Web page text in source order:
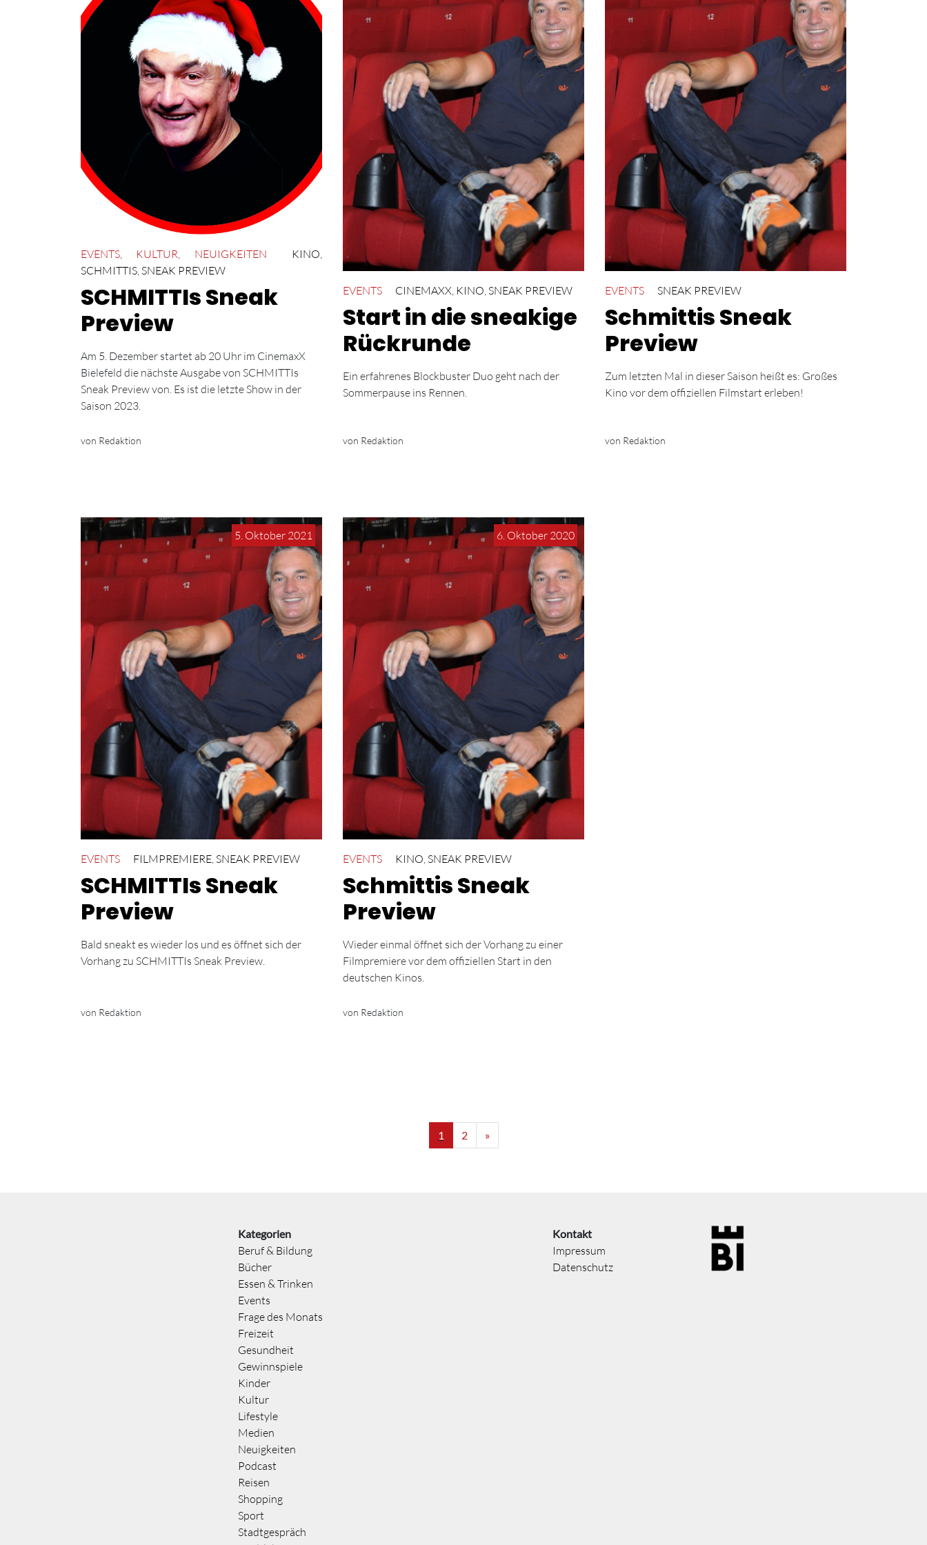
EVENTS, KULTUR, NEUIGKEITEN KINO,
SCHMITTIS,SNEAK PREVIEW
SCHMITTIs Sneak
Preview
Am 5. Dezember startet ab 20 Uhr im CinemaxX
Bielefeld die nächste Ausgabe von SCHMITTIs
Sneak Preview von. Es ist die letzte Show in der
Saison 2023.
von Redaktion
EVENTS CINEMAXX KINO SNEAK PREVIEW
Start in die sneakige
Rückrunde
Ein erfahrenes Blockbuster Duo geht nach der
Sommerpause ins Rennen.
von Redaktion
EVENTS SNEAK PREVIEW
Schmittis Sneak
Preview
Zum letzten Mal in dieser Saison heißt es: Großes
Kino vor dem offiziellen Filmstart erleben!
von Redaktion
5. Oktober 2021
EVENTS FILMPREMIERE,SNEAK PREVIEW
SCHMITTIs Sneak
Preview
Bald sneakt es wieder los und es öffnet sich der
Vorhang zu SCHMITTIs Sneak Preview.
von Redaktion
6. Oktober 2020
EVENTS KINO,SNEAK PREVIEW
Schmittis Sneak
Preview
Wieder einmal öffnet sich der Vorhang zu einer
Filmpremiere vor dem offiziellen Start in den
deutschen Kinos.
von Redaktion
1 2 »
Kategorien
Beruf & Bildung
Bücher
Essen & Trinken
Events
Frage des Monats
Freizeit
Gesundheit
Gewinnspiele
Kinder
Kultur
Lifestyle
Medien
Neuigkeiten
Podcast
Reisen
Shopping
Sport
Stadtgespräch
Kontakt
Impressum
Datenschutz